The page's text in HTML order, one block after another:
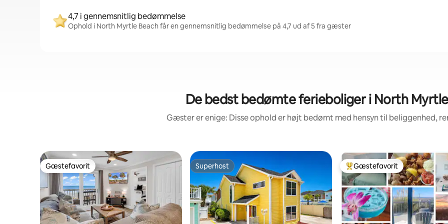
4,7 i gennemsnitlig bedømmelse
Ophold i North Myrtle Beach får en gennemsnitlig bedømmelse på 4,7 ud af 5 fra gæster
De bedst bedømte ferieboliger i North
Gæster er enige: Disse ophold er højt bedømt med hensyn til beliggenhed,
Gæstefavorit
Gæstefavorit Superhost
Superhost Bedste gæstefavorit
Gæstefavorit